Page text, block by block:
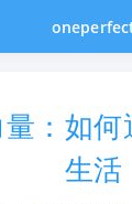
：如
生活